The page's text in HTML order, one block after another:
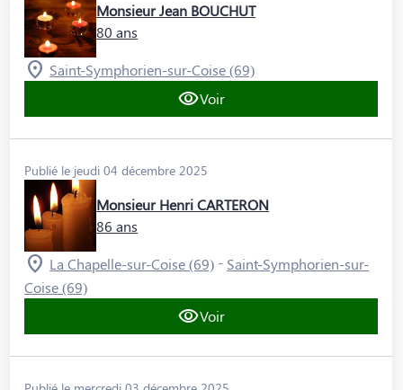
Monsieur Jean BOUCHUT
80 ans
Saint-Symphorien-sur-Coise (69)
Voir
Publié le jeudi 04 décembre 2025
Monsieur Henri CARTERON
86 ans
La Chapelle-sur-Coise (69) - Saint-Symphorien-sur-
Coise (69)
Voir